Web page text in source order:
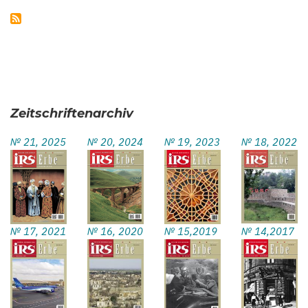
Zeitschriftenarchiv
№ 21, 2025 № 20, 2024 № 19, 2023 № 18, 2022
№ 17, 2021 № 16, 2020 № 15,2019 № 14,2017